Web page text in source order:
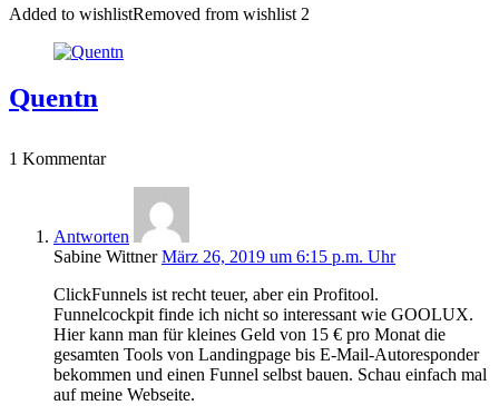
Added to wishlistRemoved from wishlist 2
Quentn
1 Kommentar
Antworten
Sabine WittnerMärz 26, 2019 um 6:15 p.m. Uhr
ClickFunnels ist recht teuer, aber ein Profitool.
Funnelcockpit finde ich nicht so interessant wie GOOLUX.
Hier kann man für kleines Geld von 15 € pro Monat die
gesamten Tools von Landingpage bis E-Mail-Autoresponder
bekommen und einen Funnel selbst bauen. Schau einfach mal
auf meine Webseite.